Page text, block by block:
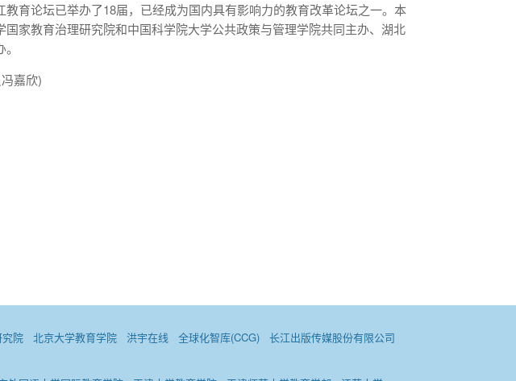
育论坛已举办了18届，已经成为国内具有影响力的教育改革论坛之一。本
家教育治理研究院和中国科学院大学公共政策与管理学院共同主办、湖北
嘉欣)
院 北京大学教育学院 洪宇在线 全球化智库(CCG)
长江出版传媒股份有限公司